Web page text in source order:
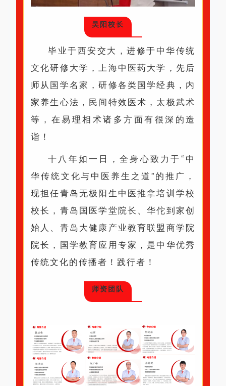
吴阳校长
毕业于西安交大，进修于中华传统
文化研修大学，上海中医药大学，先后
师从国学名家，研修各类国学经典，内
家养生心法，民间特效医术，太极武术
等，在易理相术诸多方面有很深的造
诣！
十八年如一日，全身心致力于“中
华传统文化与中医养生之道”的推广，
现担任青岛无极阳生中医推拿培训学校
校长，青岛国医学堂院长、华佗到家创
始人、青岛大健康产业教育联盟商学院
院长，国学教育应用专家，是中华优秀
传统文化的传播者！践行者！
师资团队